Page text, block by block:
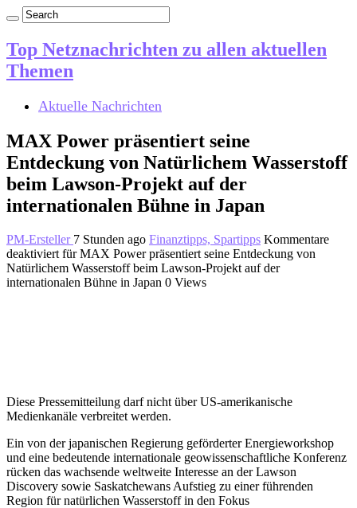
Top Netznachrichten zu allen aktuellen
Themen
Aktuelle Nachrichten
MAX Power präsentiert seine
Entdeckung von Natürlichem Wasserstoff
beim Lawson-Projekt auf der
internationalen Bühne in Japan
PM-Ersteller 7 Stunden ago Finanztipps, Spartipps Kommentare
deaktiviert für MAX Power präsentiert seine Entdeckung von
Natürlichem Wasserstoff beim Lawson-Projekt auf der
internationalen Bühne in Japan 0 Views
Diese Pressemitteilung darf nicht über US-amerikanische
Medienkanäle verbreitet werden.
Ein von der japanischen Regierung geförderter Energieworkshop
und eine bedeutende internationale geowissenschaftliche Konferenz
rücken das wachsende weltweite Interesse an der Lawson
Discovery sowie Saskatchewans Aufstieg zu einer führenden
Region für natürlichen Wasserstoff in den Fokus